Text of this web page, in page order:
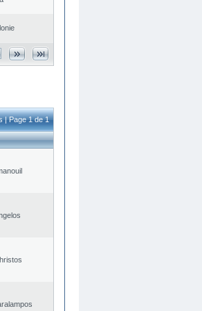
| Page 1 de 1